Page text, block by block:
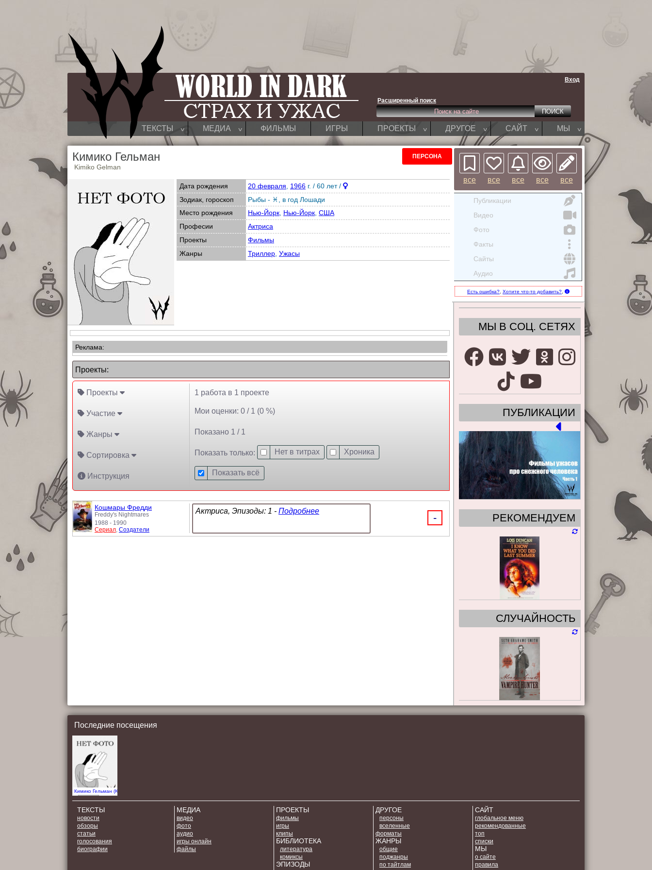
Вход
Расширенный поиск
ТЕКСТЫ ^ МЕДИА ^ ФИЛЬМЫ ИГРЫ ПРОЕКТЫ ^ ДРУГОЕ ^ САЙТ ^ МЫ ^
Кимико Гельман
Kimiko Gelman
ПЕРСОНА
Дата рождения 20 февраля 1966 г. / 60 лет /
Зодиак, гороскоп
Рыбы - ♓
в год Лошади
Место рождения
Нью-Йорк Нью-Йорк США
Професии
Актриса
Проекты
Фильмы
Жанры
Триллер Ужасы
Реклама:
Проекты:
Проекты
Участие
Жанры
Сортировка
Инструкция
1 работа в 1 проекте
Мои оценки: 0 / 1 (0 %)
Показано 1 / 1
Показать только: Нет в титрах Хроника
Показать всё
Кошмары Фредди
Freddy's Nightmares
1988 - 1990
Сериал, Создатели
Актриса, Эпизоды: 1 - Подробнее
-
все все все все все
Публикации
Видео
Фото
Факты
Сайты
Аудио
Есть ошибка? Хотите что-то добавить?
МЫ В СОЦ. СЕТЯХ
ПУБЛИКАЦИИ
РЕКОМЕНДУЕМ
СЛУЧАЙНОСТЬ
Последние посещения
Кимико Гельман (Kimiko Gelman) (1966) - Персонa
ТЕКСТЫ
новости
обзоры
статьи
голосования
биографии
МЕДИА
видео
фото
аудио
игры онлайн
файлы
ПРОЕКТЫ
фильмы
игры
клипы
БИБЛИОТЕКА
литература
комиксы
ЭПИЗОДЫ
ДРУГОЕ
персоны
вселенные
форматы
ЖАНРЫ
общие
поджанры
по тайтлам
САЙТ
глобальное меню
рекомендованные
топ
списки
МЫ
о сайте
правила